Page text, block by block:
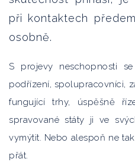
při kontaktech
osobně.
S projevy neschopnosti
podřízení, spolupracovníci,
fungující trhy, úspěšně
spravované státy ji ve
vymýtit. Nebo alespoň ne
přát.